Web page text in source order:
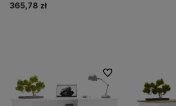
365,78 zł
Do ulubionych